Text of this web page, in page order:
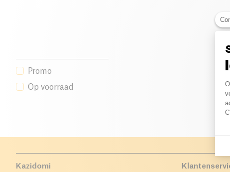
Promo
Op voorraad
Kazidomi